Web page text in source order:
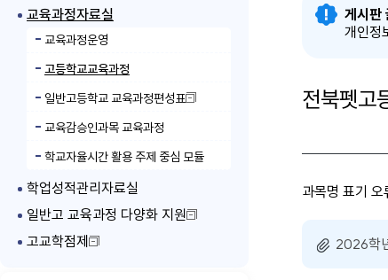
교육과정자료실
교육과정운영
고등학교교육과정
일반고등학교 교육과정편성표
교육감승인과목 교육과정
학교자율시간 활용 주제 중심 모듈
학업성적관리자료실
일반고 교육과정 다양화 지원
고교학점제
게시판
개인정
전북펫고
과목명 표기
2026학